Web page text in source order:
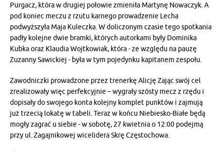
Purgacz, która w drugiej połowie zmieniła Martynę Nowaczyk. A
pod koniec meczu z rzutu karnego prowadzenie Lecha
podwyższyła Maja Kuleczka. W doliczonym czasie tego spotkania
padły kolejne dwie bramki, których autorkami były Dominika
Kubka oraz Klaudia Wojtkowiak, która - ze względu na pauzę
Zuzanny Sawickiej - była w tym pojedynku kapitanem zespołu.
Zawodniczki prowadzone przez trenerkę Alicję Zając swój cel
zrealizowały więc perfekcyjnie – wygrały szósty mecz z rzędu i
dopisały do swojego konta kolejny komplet punktów i zajmują
już trzecią lokatę w tabeli. Teraz w końcu Niebiesko-Białe będą
mogły zagrać u siebie - w sobotę, 27 kwietnia o 12:00 podejmą
przy ul. Zagajnikowej wicelidera Skrę Częstochowa.